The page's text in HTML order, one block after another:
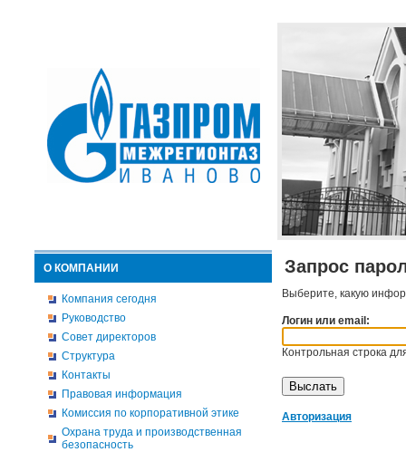
О КОМПАНИИ
Компания сегодня
Руководство
Совет директоров
Структура
Контакты
Правовая информация
Комиссия по корпоративной этике
Охрана труда и производственная
безопасность
Запрос
Выберите, какую
Логин или email:
Контрольная строка
Авторизация